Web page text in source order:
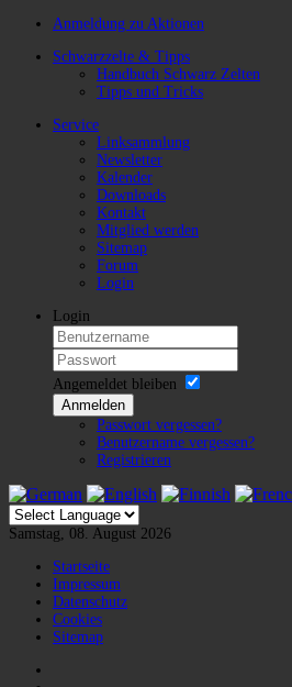
Anmeldung zu Aktionen
Schwarzzelte & Tipps
Handbuch Schwarz Zelten
Tipps und Tricks
Service
Linksammlung
Newsletter
Kalender
Downloads
Kontakt
Mitglied werden
Sitemap
Forum
Login
Login
Angemeldet bleiben
Anmelden
Passwort vergessen?
Benutzername vergessen?
Registrieren
Samstag, 08. August 2026
Startseite
Impressum
Datenschutz
Cookies
Sitemap